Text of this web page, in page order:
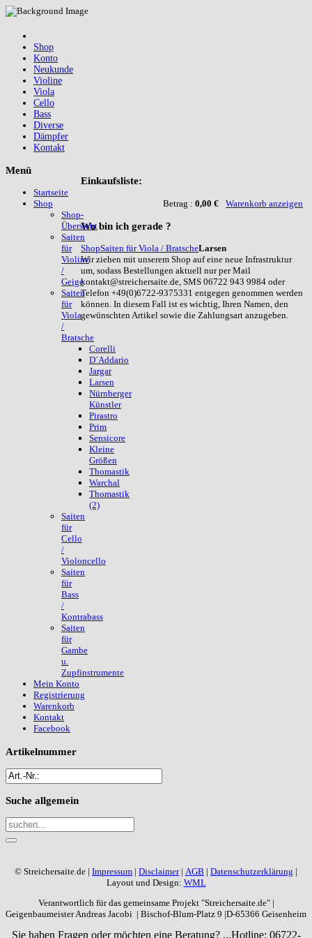
Shop
Konto
Neukunde
Violine
Viola
Cello
Bass
Diverse
Dämpfer
Kontakt
Einkaufsliste:
Betrag : 0,00 € Warenkorb anzeigen
Wobin ich gerade ?
ShopSaiten für Viola / BratscheLarsen
Wir ziehen mit unserem Shop auf eine neue Infrastruktur
um, sodass Bestellungen aktuell nur per Mail
kontakt@streichersaite.de, SMS 06722 943 9984 oder
Telefon +49(0)6722-9375331 entgegen genommen werden
können. In diesem Fall ist es wichtig, Ihren Namen, den
gewünschten Artikel sowie die Zahlungsart anzugeben.
Menü
Startseite
Shop
Shop-
Übersicht
Saiten
für
Violine
/
Geige
Saiten
für
Viola
/
Bratsche
Corelli
D`Addario
Jargar
Larsen
Nürnberger
Künstler
Pirastro
Prim
Sensicore
Kleine
Größen
Thomastik
Warchal
Thomastik
(2)
Saiten
für
Cello
/
Violoncello
Saiten
für
Bass
/
Kontrabass
Saiten
für
Gambe
u.
Zupfinstrumente
Mein Konto
Registrierung
Warenkorb
Kontakt
Facebook
Artikelnummer
Suche allgemein
© Streichersaite.de | Impressum | Disclaimer| AGB | Datenschutzerklärung |
Layout und Design: WML
Verantwortlich für das gemeinsame Projekt "Streichersaite.de" |
Geigenbaumeister Andreas Jacobi | Bischof-Blum-Platz 9 |D-65366 Geisenheim
Sie haben Fragen oder möchten eine Beratung? ...Hotline: 06722-